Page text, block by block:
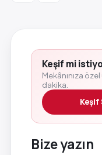
Keşif mi
Mekânınıza
dakika.
Keşif
Bize yazın